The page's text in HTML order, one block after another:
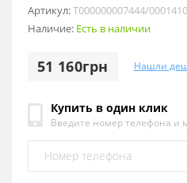
Артикул:T000000007444/
Наличие: Есть в наличии
51 160грн Нашли
Купить в один клик
Введите номер телефона и